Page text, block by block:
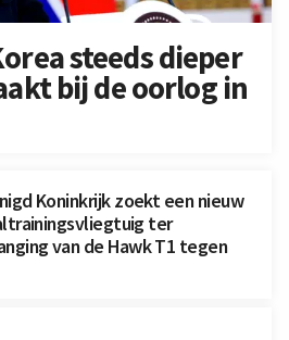
steeds dieper
bij de oorlog in
Koninkrijk zoekt een nieuw
ter
van de Hawk T1 tegen